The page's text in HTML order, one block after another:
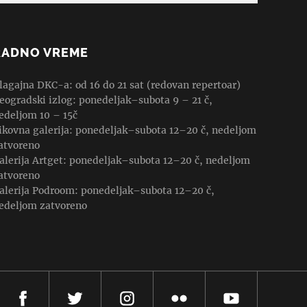
VREME
DKC-a: od 16 do 21 sat (redovan repertoar)
izlog: ponedeljak–subota 9 – 21 č,
10 – 15č
galerija: ponedeljak–subota 12–20 č, nedeljom
Artget: ponedeljak–subota 12–20 č, nedeljom
Podroom: ponedeljak–subota 12–20 č,
zatvoreno